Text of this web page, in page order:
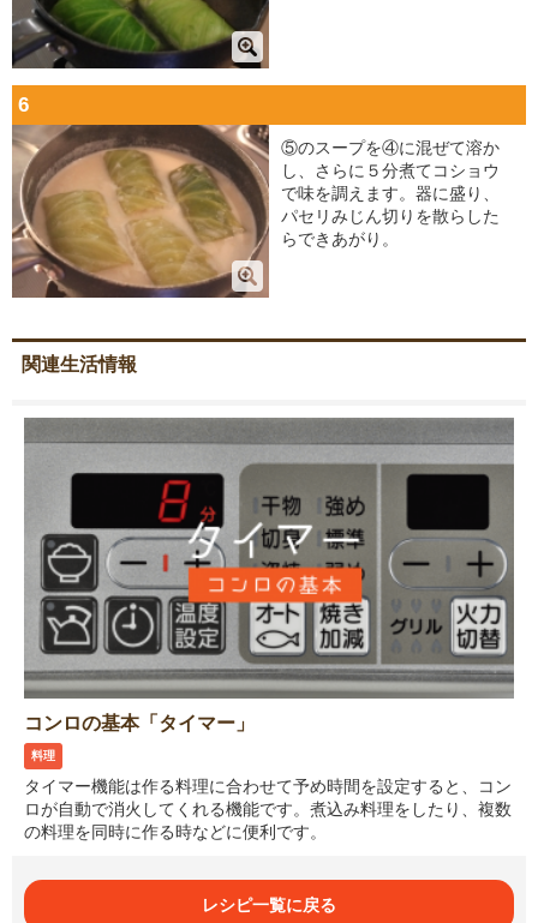
6
⑤のスープを④に混ぜて溶か
し、さらに５分煮てコショウ
で味を調えます。器に盛り、
パセリみじん切りを散らした
らできあがり。
関連生活情報
コンロの基本「タイマー」
料理
タイマー機能は作る料理に合わせて予め時間を設定すると、コン
ロが自動で消火してくれる機能です。煮込み料理をしたり、複数
の料理を同時に作る時などに便利です。
レシピ一覧に戻る